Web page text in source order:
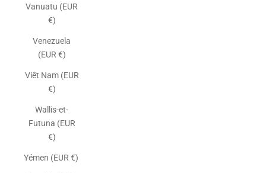
Vanuatu (EUR
€)
Venezuela
(EUR €)
Viêt Nam (EUR
€)
Wallis-et-
Futuna (EUR
€)
Yémen (EUR €)